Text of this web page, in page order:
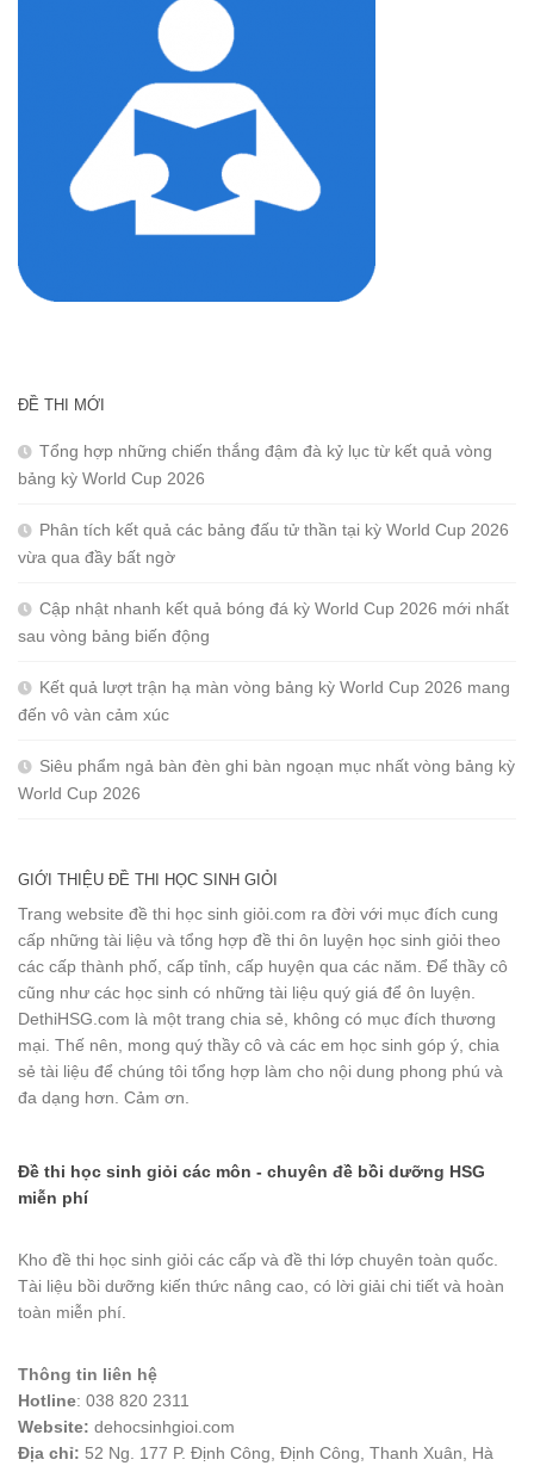
ĐỀ THI MỚI
Tổng hợp những chiến thắng đậm đà kỷ lục từ kết quả vòng
bảng kỳ World Cup 2026
Phân tích kết quả các bảng đấu tử thần tại kỳ World Cup 2026
vừa qua đầy bất ngờ
Cập nhật nhanh kết quả bóng đá kỳ World Cup 2026 mới nhất
sau vòng bảng biến động
Kết quả lượt trận hạ màn vòng bảng kỳ World Cup 2026 mang
đến vô vàn cảm xúc
Siêu phẩm ngả bàn đèn ghi bàn ngoạn mục nhất vòng bảng kỳ
World Cup 2026
GIỚI THIỆU ĐỀ THI HỌC SINH GIỎI
Trang website đề thi học sinh giỏi.com ra đời với mục đích cung
cấp những tài liệu và tổng hợp đề thi ôn luyện học sinh giỏi theo
các cấp thành phố, cấp tỉnh, cấp huyện qua các năm. Để thầy cô
cũng như các học sinh có những tài liệu quý giá để ôn luyện.
DethiHSG.com là một trang chia sẻ, không có mục đích thương
mại. Thế nên, mong quý thầy cô và các em học sinh góp ý, chia
sẻ tài liệu để chúng tôi tổng hợp làm cho nội dung phong phú và
đa dạng hơn. Cảm ơn.
Đề thi học sinh giỏi các môn - chuyên đề bồi dưỡng HSG
miễn phí
Kho đề thi học sinh giỏi các cấp và đề thi lớp chuyên toàn quốc.
Tài liệu bồi dưỡng kiến thức nâng cao, có lời giải chi tiết và hoàn
toàn miễn phí.
Thông tin liên hệ
Hotline: 038 820 2311
Website: dehocsinhgioi.com
Địa chỉ: 52 Ng. 177 P. Định Công, Định Công, Thanh Xuân, Hà